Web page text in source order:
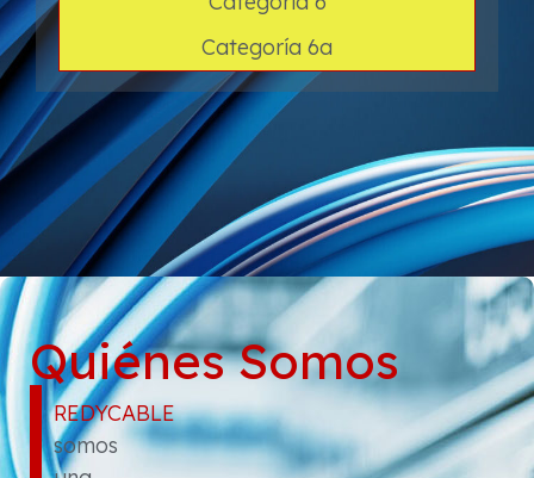
Categoría 6a
Quiénes Somos
REDYCABLE
somos